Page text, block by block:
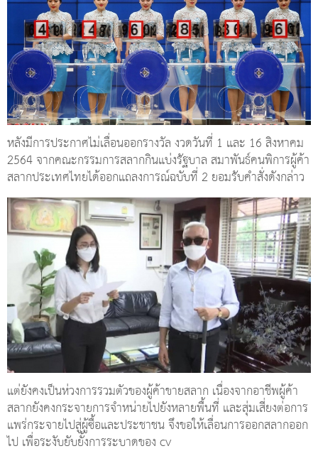
หลังมีการประกาศไม่เลื่อนออกรางวัล งวดวันที่ 1 และ 16 สิงหาคม
2564 จากคณะกรรมการสลากกินแบ่งรัฐบาล สมาพันธ์คนพิการผู้ค้า
สลากประเทศไทยได้ออกแถลงการณ์ฉบับที่ 2 ยอมรับคำสั่งดังกล่าว
แต่ยังคงเป็นห่วงการรวมตัวของผู้ค้าขายสลาก เนื่องจากอาชีพผู้ค้า
สลากยังคงกระจายการจำหน่ายไปยังหลายพื้นที่ และสุ่มเสี่ยงต่อการ
แพร่กระจายไปสู่ผู้ซื้อและประชาชน จึงขอให้เลื่อนการออกสลากออก
ไป เพื่อระงับยับยั้งการระบาดของ cv